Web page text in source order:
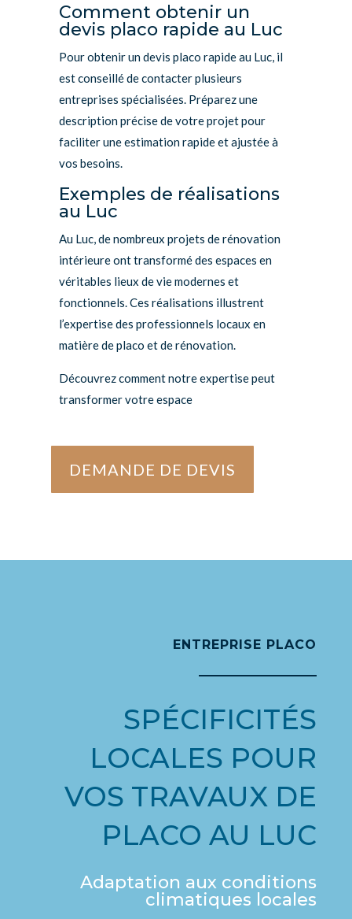
Comment obtenir un
devis placo rapide au Luc
Pour obtenir un devis placo rapide au Luc, il
est conseillé de contacter plusieurs
entreprises spécialisées. Préparez une
description précise de votre projet pour
faciliter une estimation rapide et ajustée à
vos besoins.
Exemples de réalisations
au Luc
Au Luc, de nombreux projets de rénovation
intérieure ont transformé des espaces en
véritables lieux de vie modernes et
fonctionnels. Ces réalisations illustrent
l’expertise des professionnels locaux en
matière de placo et de rénovation.
Découvrez comment notre expertise peut
transformer votre espace
DEMANDE DE DEVIS
ENTREPRISE PLACO
SPÉCIFICITÉS
LOCALES POUR
VOS TRAVAUX DE
PLACO AU LUC
Adaptation aux conditions
climatiques locales